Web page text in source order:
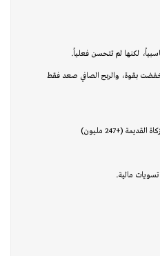
لكنها لم تتحسن فعلياً.
بقوة، والربح الصافي صعد فقط
(+247 مليون)
تسويات مالية.